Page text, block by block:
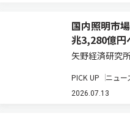
国内照明市
兆3,280億
矢野経済研究
の国内照明総
910億2,500万
PICK UP ニュー
2026.07.13